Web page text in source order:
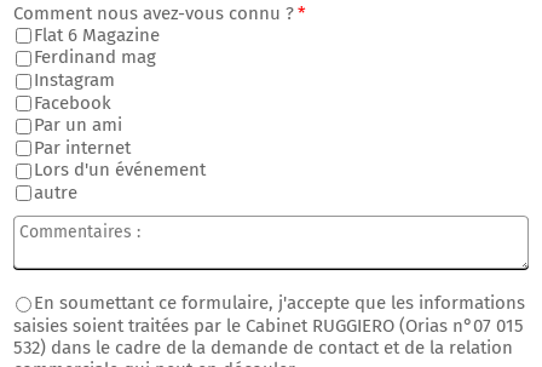
Comment nous avez-vous connu ?*
Flat 6 Magazine
Ferdinand mag
Instagram
Facebook
Par un ami
Par internet
Lors d'un événement
autre
En soumettant ce formulaire, j'accepte que les informations
saisies soient traitées par le Cabinet RUGGIERO (Orias n°07 015
532) dans le cadre de la demande de contact et de la relation